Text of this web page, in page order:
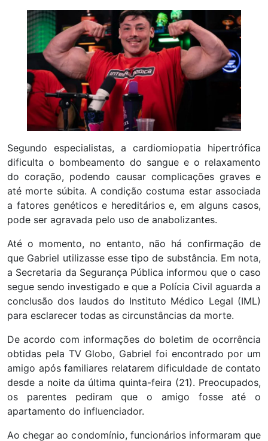
Segundo especialistas, a cardiomiopatia hipertrófica
dificulta o bombeamento do sangue e o relaxamento
do coração, podendo causar complicações graves e
até morte súbita. A condição costuma estar associada
a fatores genéticos e hereditários e, em alguns casos,
pode ser agravada pelo uso de anabolizantes.
Até o momento, no entanto, não há confirmação de
que Gabriel utilizasse esse tipo de substância. Em nota,
a Secretaria da Segurança Pública informou que o caso
segue sendo investigado e que a Polícia Civil aguarda a
conclusão dos laudos do Instituto Médico Legal (IML)
para esclarecer todas as circunstâncias da morte.
De acordo com informações do boletim de ocorrência
obtidas pela TV Globo, Gabriel foi encontrado por um
amigo após familiares relatarem dificuldade de contato
desde a noite da última quinta-feira (21). Preocupados,
os parentes pediram que o amigo fosse até o
apartamento do influenciador.
Ao chegar ao condomínio, funcionários informaram que